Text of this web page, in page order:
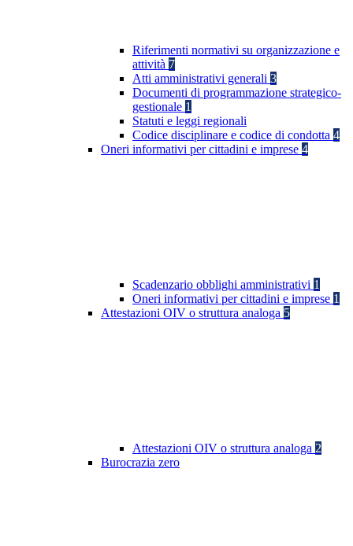
Riferimenti normativi su organizzazione e
attività 7
Atti amministrativi generali 3
Documenti di programmazione strategico-
gestionale 1
Statuti e leggi regionali
Codice disciplinare e codice di condotta 4
Oneri informativi per cittadini e imprese 4
Scadenzario obblighi amministrativi 1
Oneri informativi per cittadini e imprese 1
Attestazioni OIV o struttura analoga 5
Attestazioni OIV o struttura analoga 2
Burocrazia zero